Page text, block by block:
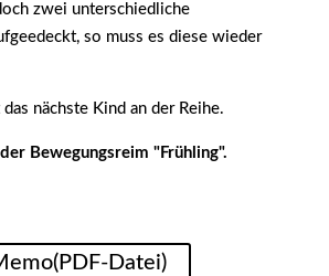
zwei unterschiedliche
so muss es diese wieder
das nächste Kind an der Reihe.
Bewegungsreim "Frühling".
Datei)